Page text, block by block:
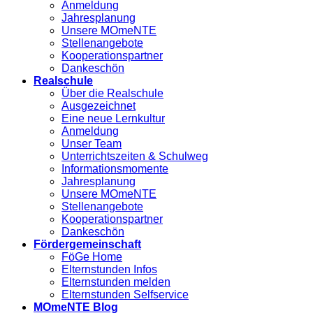
Anmeldung
Jahresplanung
Unsere MOmeNTE
Stellenangebote
Kooperationspartner
Dankeschön
Realschule
Über die Realschule
Ausgezeichnet
Eine neue Lernkultur
Anmeldung
Unser Team
Unterrichtszeiten & Schulweg
Informationsmomente
Jahresplanung
Unsere MOmeNTE
Stellenangebote
Kooperationspartner
Dankeschön
Fördergemeinschaft
FöGe Home
Elternstunden Infos
Elternstunden melden
Elternstunden Selfservice
MOmeNTE Blog